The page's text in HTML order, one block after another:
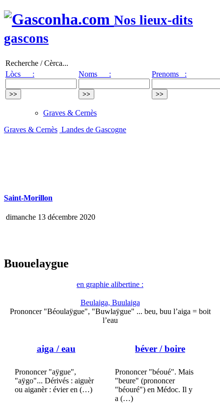
Nos lieux-dits
gascons
Recherche / Cèrca...
Lòcs :
Noms : Prenoms :
Graves & Cernès
Graves & Cernès Landes de Gascogne
Saint-Morillon
dimanche 13 décembre 2020
Buouelaygue
en graphie alibertine :
Beulaiga, Buulaiga
Prononcer "Béoulaÿgue", "Buwlaÿgue" ... beu, buu l’aiga = boit
l’eau
aiga / eau
Prononcer "aÿgue",
"aÿgo"... Dérivés : aiguèr
ou aiganèr : évier en (…)
béver / boire
Prononcer "béoué". Mais
"beure" (prononcer
"béouré") en Médoc. Il y
a (…)